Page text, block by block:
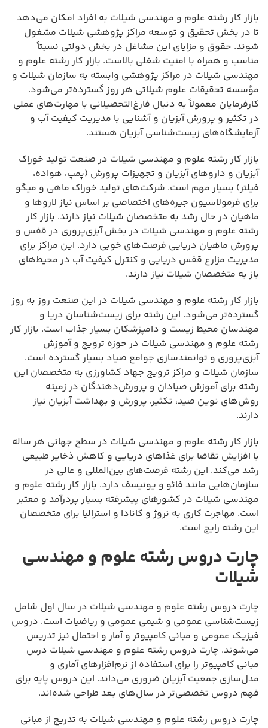
بازار کار رشته علوم و مهندسی شیلات به افراد امکان می‌دهد
تا در بخش تحقیق و توسعه مراکز پژوهشی شیلات مشغول
شوند. حقوق و مزایای این مشاغل در بخش دولتی نسبتاً
مناسب و همراه با امنیت شغلی بالاست. بازار کار رشته علوم و
مهندسی شیلات در مراکز پژوهشی وابسته به سازمان شیلات و
مؤسسه تحقیقات علوم شیلاتی هر روز گسترده‌تر می‌شود.
کارفرمایان معمولاً به دنبال فارغ‌التحصیلانی با مهارت‌های عملی
در تکثیر و پرورش آبزیان و آشنایی با مدیریت کیفیت آب و
آزمایشگاه‌های زیست‌شناسی آبزیان هستند.
بازار کار رشته علوم و مهندسی شیلات در صنعت تولید خوراک
آبزیان و داروهای آبزیان و تجهیزات پرورش (پمپ، هواده،
فیلتر) بسیار مهم است. شرکت‌های تولید خوراک ماهی و میگو
برای فرمولاسیون جیره‌های اختصاصی بر اساس نیاز لاروها و
ماهیان در حال رشد به متخصصان شیلات نیاز دارند. بازار کار
رشته علوم و مهندسی شیلات در بخش آبزی‌پروری در قفس و
پرورش ماهیان دریایی فرصت‌های خوبی دارد. این مراکز برای
مدیریت مزارع قفس دریایی و کنترل کیفیت آب در محیط‌های
باز به متخصصان شیلات نیاز دارند.
بازار کار رشته علوم و مهندسی شیلات در این صنعت روز به روز
گسترده‌تر می‌شود. این رشته برای زیست‌شناسان دریا و
مهندسان محیط زیست و دامپزشکان بسیار جذاب است. بازار کار
رشته علوم و مهندسی شیلات در حوزه ترویج و آموزش
آبزی‌پروری و توانمندسازی جوامع صیاد بسیار گسترده است.
سازمان شیلات و مراکز ترویج جهاد کشاورزی به متخصصان این
رشته برای آموزش صیادان و پرورش‌دهندگان در زمینه
روش‌های نوین صید، تکثیر، پرورش و بهداشت آبزیان نیاز
دارند.
بازار کار رشته علوم و مهندسی شیلات در سطح جهانی هر ساله
با افزایش تقاضا برای غذاهای دریایی و کاهش ذخایر طبیعی
رشد می‌کند. این رشته فرصت‌های بین‌المللی و عالی در
سازمان‌هایی مانند فائو و یونیسف دارد. بازار کار رشته علوم و
مهندسی شیلات در کشورهای پیشرفته بسیار پردرآمد و معتبر
است. مهاجرت کاری به نروژ و کانادا و استرالیا برای متخصصان
این رشته رایج است.
چارت دروس رشته علوم و مهندسی
شیلات
چارت دروس رشته علوم و مهندسی شیلات در سال اول شامل
زیست‌شناسی عمومی و شیمی عمومی و ریاضیات است. دروس
فیزیک عمومی و مبانی کامپیوتر و آمار و احتمال نیز تدریس
می‌شوند. چارت دروس رشته علوم و مهندسی شیلات درس
مبانی کامپیوتر را برای استفاده از نرم‌افزارهای آماری و
مدل‌سازی جمعیت آبزیان ضروری می‌داند. این دروس پایه برای
فهم دروس تخصصی‌تر در سال‌های بعد طراحی شده‌اند.
چارت دروس رشته علوم و مهندسی شیلات به تدریج از مبانی